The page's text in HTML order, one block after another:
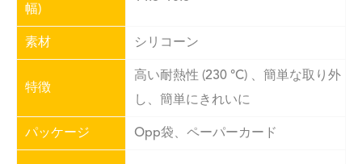
幅)
素材 シリコーン
特徴
高い耐熱性 (230 °C) 、簡単な取り外
し、簡単にきれいに
パッケージ Opp袋、ペーパーカード